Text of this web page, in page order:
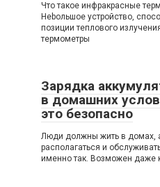
Что такое инфракрасные
Нebольшое устройство,
позиции теплового
термометры
Зарядка
в домашних
это безопасно
Люди должны жить в домах,
располагаться и
именно так. Возможен даже